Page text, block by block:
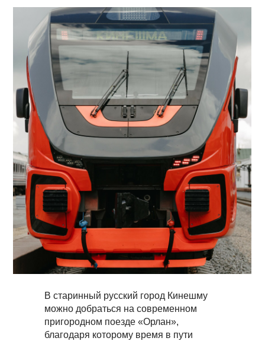
В старинный русский город Кинешму
можно добраться на современном
пригородном поезде «Орлан»,
благодаря которому время в пути